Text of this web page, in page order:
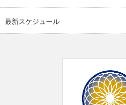
最新スケジュール